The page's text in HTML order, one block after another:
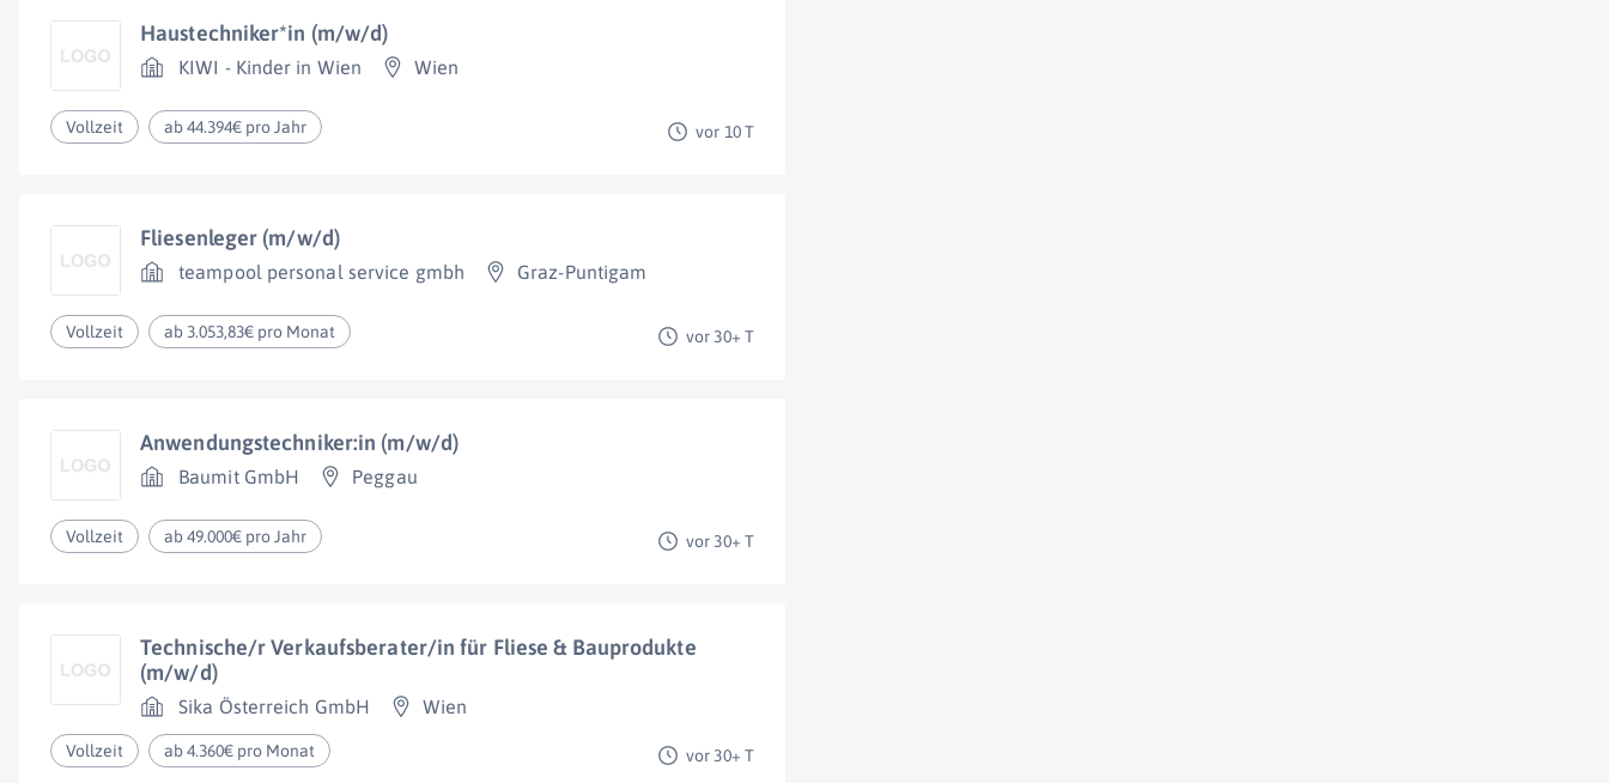
Haustechniker*in (m/w/d)
KIWI - Kinder in Wien Wien
Vollzeit ab 44.394€ pro Jahr vor 10 T
Fliesenleger (m/w/d)
teampool personal service gmbh Graz-Puntigam
Vollzeit ab 3.053,83€ pro Monat vor 30+ T
Anwendungstechniker:in (m/w/d)
Baumit GmbH Peggau
Vollzeit ab 49.000€ pro Jahr vor 30+ T
Technische/r Verkaufsberater/in für Fliese & Bauprodukte
(m/w/d)
Sika Österreich GmbH Wien
Vollzeit ab 4.360€ pro Monat vor 30+ T